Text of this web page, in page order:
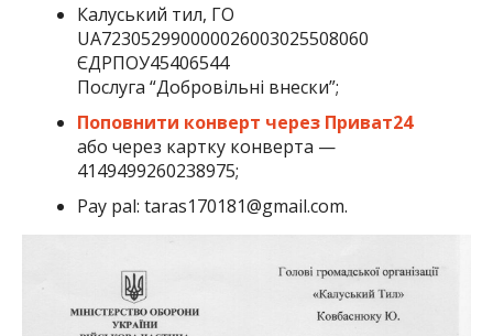
Калуський тил, ГО
UA723052990000026003025508060
ЄДРПОУ45406544
Послуга “Добровільні внески”;
Поповнити конверт через Приват24
або через картку конверта —
4149499260238975;
Pay pal: taras170181@gmail.com.